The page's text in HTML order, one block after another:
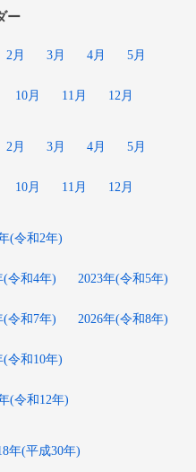
ー
2月 3月 4月 5月
10月 11月 12月
2月 3月 4月 5月
10月 11月 12月
(令和2年)
(令和4年) 2023年(令和5年)
(令和7年) 2026年(令和8年)
(令和10年)
(令和12年)
年(平成30年)